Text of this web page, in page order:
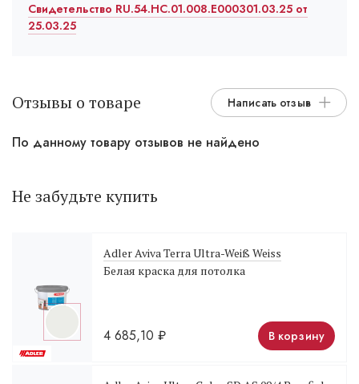
Свидетельство RU.54.HC.01.008.E000301.03.25 от
25.03.25
Отзывы о товаре Написать отзыв
По данному товару отзывов не найдено
Не забудьте купить
Adler Aviva Terra Ultra-Weiß Weiss
Белая краска для потолка
4 685,10 ₽ В корзину